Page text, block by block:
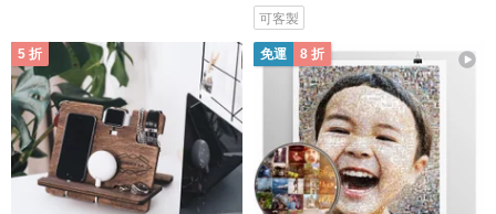
可客製
5 折 免運 8 折